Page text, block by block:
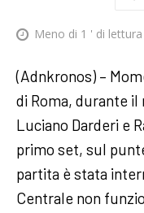
Meno di 1 ' di lettura
(Adnkronos) –
di Roma, durante
Luciano Darderi e
primo set, sul
partita è stata
Centrale non